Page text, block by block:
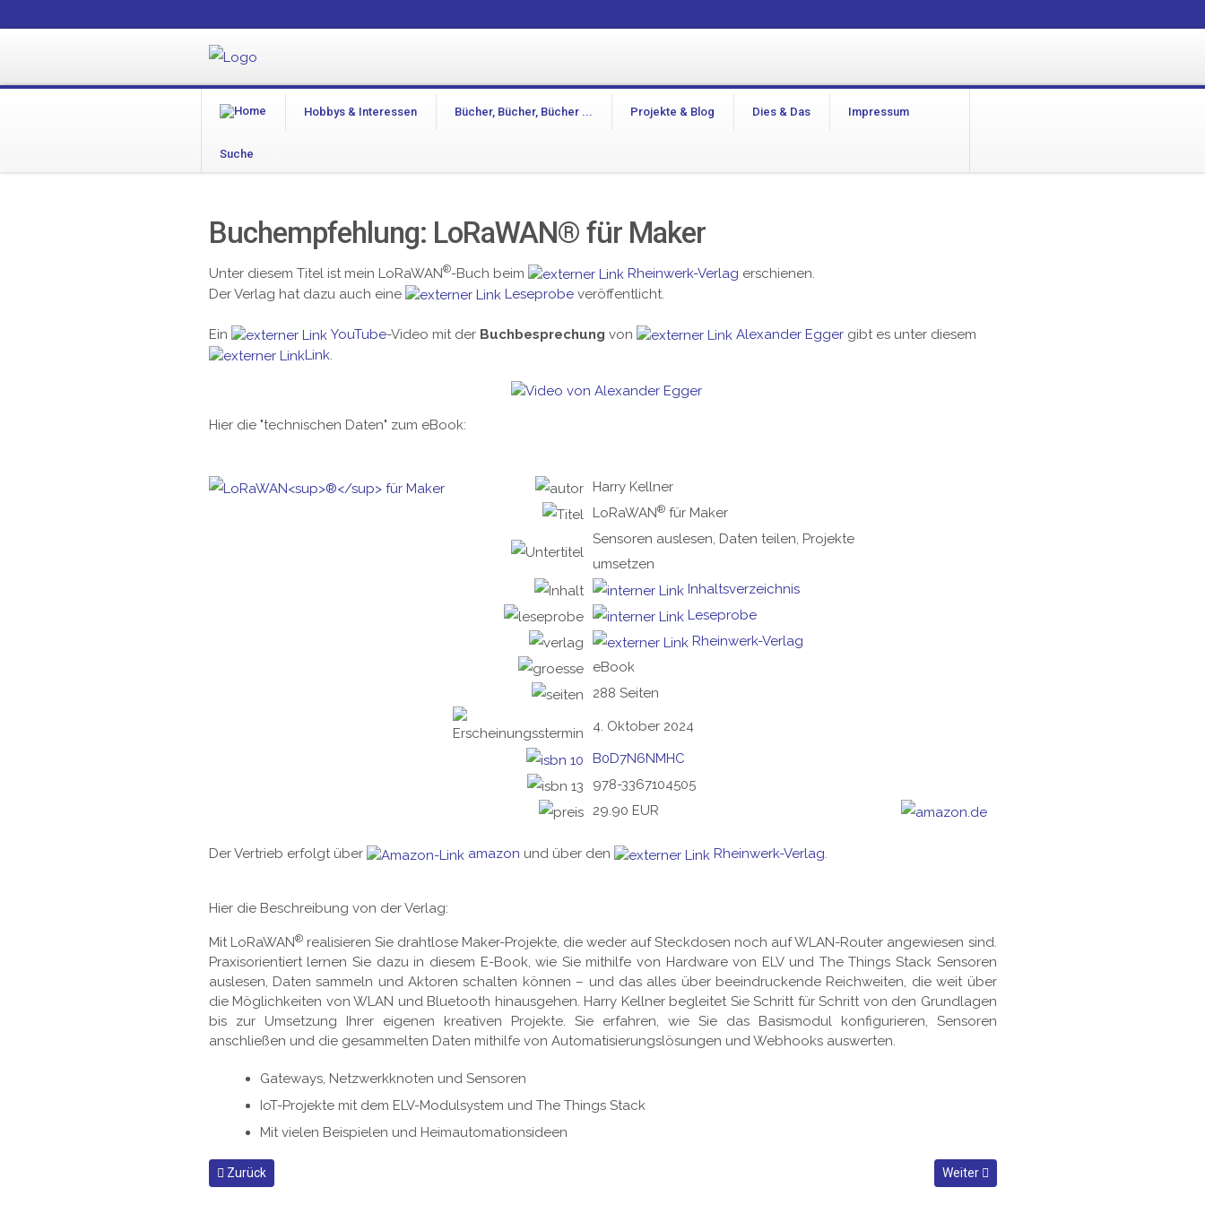
Hobbys & Interessen Bücher, Bücher, Bücher ... Projekte & Blog Dies & Das Impressum
Suche
Buchempfehlung: LoRaWAN® für Maker
Unter diesem Titel ist mein LoRaWAN®-Buch beim Rheinwerk-Verlag erschienen.
Der Verlag hat dazu auch eine
Leseprobeveröffentlicht.
Ein YouTube-Video mit der Buchbesprechung von Alexander Eggergibt es unter diesem
Link.
Hier die "technischen Daten" zum eBook:
Harry Kellner
LoRaWAN®für Maker
Sensoren auslesen, Daten teilen, Projekte
umsetzen
Inhaltsverzeichnis
Leseprobe
Rheinwerk-Verlag
eBook
288 Seiten
4. Oktober 2024
B0D7N6NMHC
978-3367104505
29.90 EUR
Der Vertrieb erfolgt über amazon und über den Rheinwerk-Verlag.
Hier die Beschreibung von der Verlag:
Mit LoRaWAN®realisieren Sie drahtlose Maker-Projekte, die weder auf Steckdosen noch auf WLAN-Router angewiesen sind.
Praxisorientiert lernen Sie dazu in diesem E-Book, wie Sie mithilfe von Hardware von ELV und The Things Stack Sensoren
auslesen, Daten sammeln und Aktoren schalten können – und das alles über beeindruckende Reichweiten, die weit über
die Möglichkeiten von WLAN und Bluetooth hinausgehen. Harry Kellner begleitet Sie Schritt für Schritt von den Grundlagen
bis zur Umsetzung Ihrer eigenen kreativen Projekte. Sie erfahren, wie Sie das Basismodul konfigurieren, Sensoren
anschließen und die gesammelten Daten mithilfe von Automatisierungslösungen und Webhooks auswerten.
Gateways, Netzwerkknoten und Sensoren
IoT-Projekte mit dem ELV-Modulsystem und The Things Stack
Mit vielen Beispielen und Heimautomationsideen
Vorheriger Beitrag: Buchempfehlung: Home Assistant - Das umfassende Handbuch (2. Auflage)
Zurück Nächster Beitrag: Buchempfehlung:
Weiter